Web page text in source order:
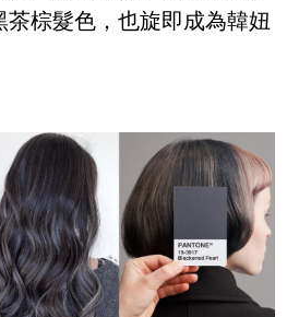
茶棕髮色，也旋即成為韓妞